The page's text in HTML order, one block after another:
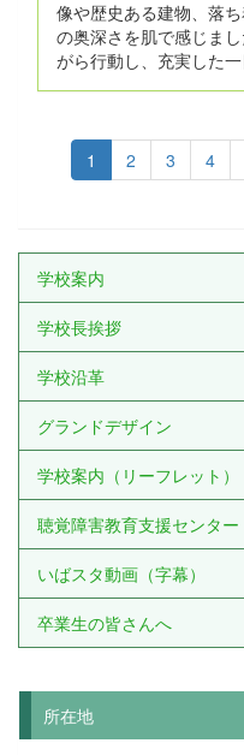
像や歴史ある建物、落
の奥深さを肌で感じま
がら行動し、充実した一
1 2 3 4
学校案内
学校長挨拶
学校沿革
グランドデザイン
学校案内（リーフレット）
聴覚障害教育支援センター
いばスタ動画（字幕）
卒業生の皆さんへ
所在地